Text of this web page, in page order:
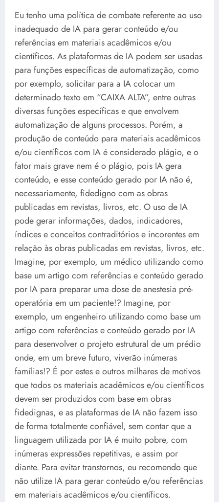
Eu tenho uma política de combate referente ao uso
inadequado de IA para gerar conteúdo e/ou
referências em materiais acadêmicos e/ou
científicos. As plataformas de IA podem ser usadas
para funções específicas de automatização, como
por exemplo, solicitar para a IA colocar um
determinado texto em “CAIXA ALTA”, entre outras
diversas funções específicas e que envolvem
automatização de alguns processos. Porém, a
produção de conteúdo para materiais acadêmicos
e/ou científicos com IA é considerado plágio, e o
fator mais grave nem é o plágio, pois IA gera
conteúdo, e esse conteúdo gerado por IA não é,
necessariamente, fidedigno com as obras
publicadas em revistas, livros, etc. O uso de IA
pode gerar informações, dados, indicadores,
índices e conceitos contraditórios e incorentes em
relação às obras publicadas em revistas, livros, etc.
Imagine, por exemplo, um médico utilizando como
base um artigo com referências e conteúdo gerado
por IA para preparar uma dose de anestesia pré-
operatória em um paciente!? Imagine, por
exemplo, um engenheiro utilizando como base um
artigo com referências e conteúdo gerado por IA
para desenvolver o projeto estrutural de um prédio
onde, em um breve futuro, viverão inúmeras
famílias!? É por estes e outros milhares de motivos
que todos os materiais acadêmicos e/ou científicos
devem ser produzidos com base em obras
fidedignas, e as plataformas de IA não fazem isso
de forma totalmente confiável, sem contar que a
linguagem utilizada por IA é muito pobre, com
inúmeras expressões repetitivas, e assim por
diante. Para evitar transtornos, eu recomendo que
não utilize IA para gerar conteúdo e/ou referências
em materiais acadêmicos e/ou científicos.